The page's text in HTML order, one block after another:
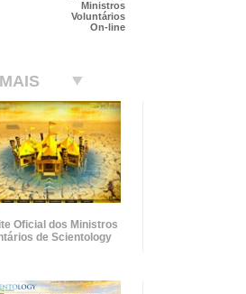
Ministros
Voluntários
On-line
Oficial dos Ministros
de Scientology